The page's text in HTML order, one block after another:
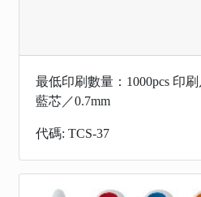
最低印刷數量：1000pcs 印刷
藍芯／0.7mm
代碼: TCS-37